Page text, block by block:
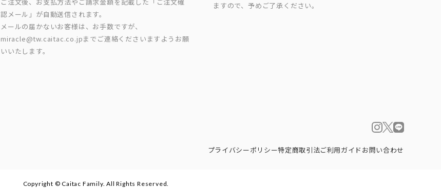
認メール」が自動送信されます。
メールの届かないお客様は、お手数ですが、
miracle@tw.caitac.co.jpまでご連絡くださいますようお願
いいたします。
ますので、予めご了承ください。
プライバシーポリシー特定商取引法ご利用ガイド お問い合わせ
Copyright © Caitac Family. All Rights Reserved.